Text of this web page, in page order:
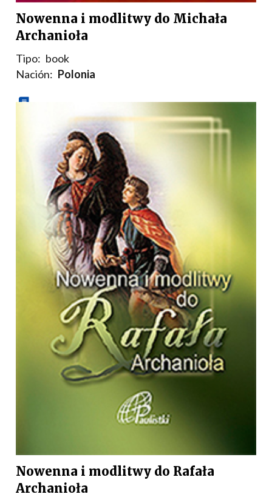
Nowenna i modlitwy do Michała
Archanioła
Tipo: book
Nación: Polonia
Nowenna i modlitwy do Rafała
Archanioła